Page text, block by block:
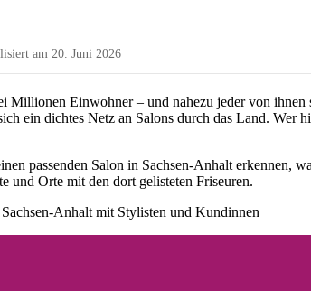
am 20. Juni 2026
Millionen Einwohner – und nahezu jeder von
ein dichtes Netz an Salons durch das Land.
passenden Salon in Sachsen-Anhalt erkennen,
und Orte mit den dort gelisteten Friseuren.